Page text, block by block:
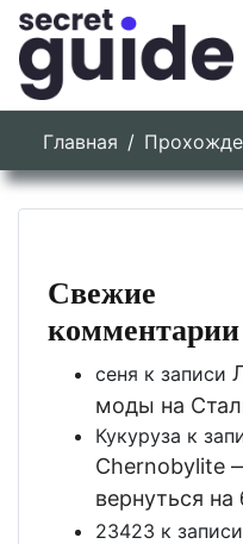
Главная
Свежие
комментарии
сеня к записи
моды на
Кукуруза к
Chernobylite
вернуться на
23423 к записи